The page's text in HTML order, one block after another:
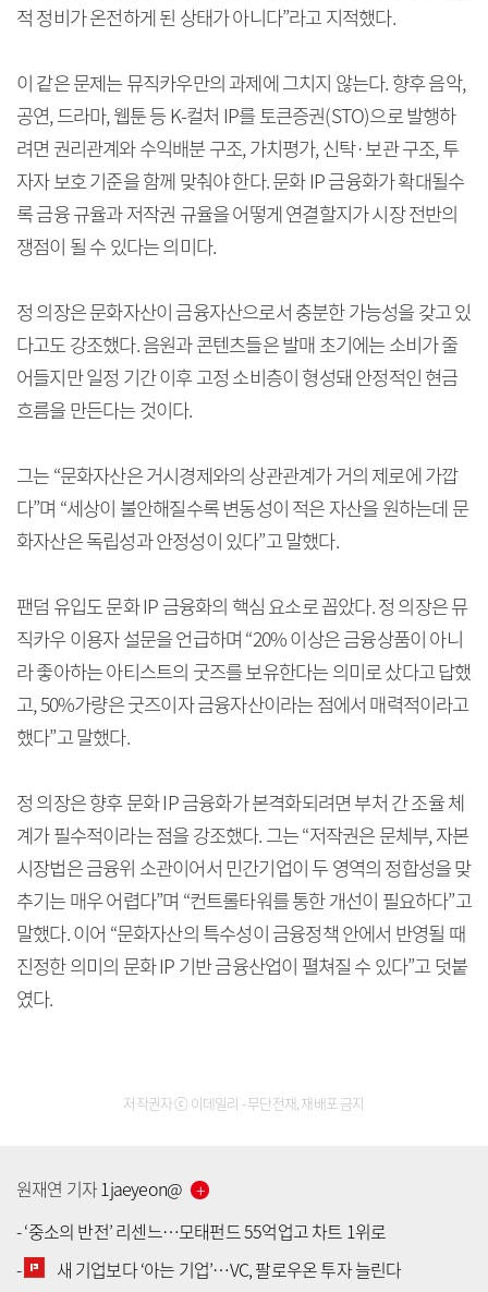
적 정비가 온전하게 된 상태가 아니다”라고 지적했다.
이 같은 문제는 뮤직카우만의 과제에 그치지 않는다. 향후 음악,
공연, 드라마, 웹툰 등 K-컬처 IP를 토큰증권(STO)으로 발행하
려면 권리관계와 수익배분 구조, 가치평가, 신탁·보관 구조, 투
자자 보호 기준을 함께 맞춰야 한다. 문화 IP 금융화가 확대될수
록 금융 규율과 저작권 규율을 어떻게 연결할지가 시장 전반의
쟁점이 될 수 있다는 의미다.
정 의장은 문화자산이 금융자산으로서 충분한 가능성을 갖고 있
다고도 강조했다. 음원과 콘텐츠들은 발매 초기에는 소비가 줄
어들지만 일정 기간 이후 고정 소비층이 형성돼 안정적인 현금
흐름을 만든다는 것이다.
그는 “문화자산은 거시경제와의 상관관계가 거의 제로에 가깝
다”며 “세상이 불안해질수록 변동성이 적은 자산을 원하는데 문
화자산은 독립성과 안정성이 있다”고 말했다.
팬덤 유입도 문화 IP 금융화의 핵심 요소로 꼽았다. 정 의장은 뮤
직카우 이용자 설문을 언급하며 “20% 이상은 금융상품이 아니
라 좋아하는 아티스트의 굿즈를 보유한다는 의미로 샀다고 답했
고, 50%가량은 굿즈이자 금융자산이라는 점에서 매력적이라고
했다”고 말했다.
정 의장은 향후 문화 IP 금융화가 본격화되려면 부처 간 조율 체
계가 필수적이라는 점을 강조했다. 그는 “저작권은 문체부, 자본
시장법은 금융위 소관이어서 민간기업이 두 영역의 정합성을 맞
추기는 매우 어렵다”며 “컨트롤타워를 통한 개선이 필요하다”고
말했다. 이어 “문화자산의 특수성이 금융정책 안에서 반영될 때
진정한 의미의 문화 IP 기반 금융산업이 펼쳐질 수 있다”고 덧붙
였다.
저작권자 ⓒ 이데일리 - 무단전재, 재배포 금지
원재연 기자1jaeyeon@
-‘중소의 반전’ 리센느…모태펀드 55억업고 차트 1위로
-
새 기업보다 ‘아는 기업’…VC, 팔로우온 투자 늘린다
[공지] 유료서비스 가입 안내